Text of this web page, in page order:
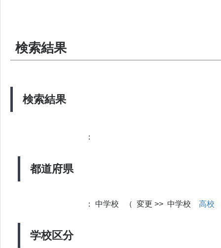
検索結果
検索結果
都道府県
：
学校区分
： 中学校 （ 変更 >> 中学校 高校